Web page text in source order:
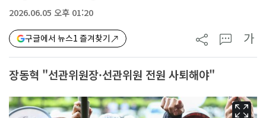
2026.06.05 오후 01:20
구글에서 뉴스1 즐겨찾기 가
장동혁 "선관위원장·선관위원 전원 사퇴해야"